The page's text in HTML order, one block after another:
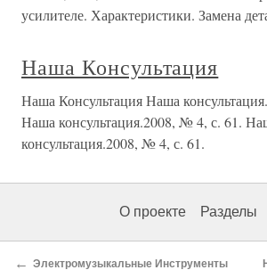
усилителе. Характеристики. Замена
Наша Консультация
Наша Консультация Наша
Наша консультация.2008, № 4, с. 61.
консультация.2008, № 4, с. 61.
О проекте Разделы
← Электромузыкальные Инструменты